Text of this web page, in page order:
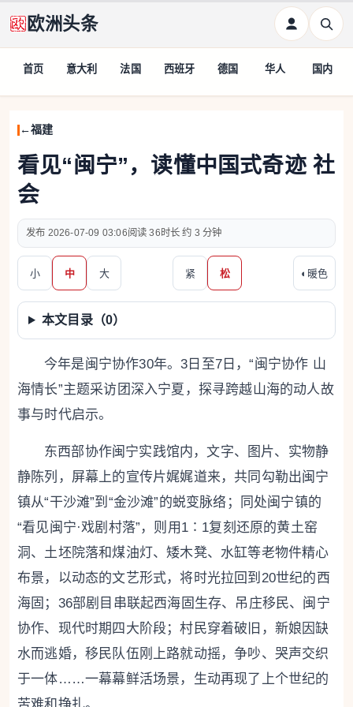
欧洲头条
首页 意大利 法国 西班牙 德国 华人 国内
福建
看见“闽宁”，读懂中国式奇迹 社
会
2026-07-09 03:06 36 约 3 分钟
小 中 大 紧 松 ◐ 暖色
本文目录（0）
今年是闽宁协作30年。3日至7日，“闽宁协作 山
海情长”主题采访团深入宁夏，探寻跨越山海的动人故
事与时代启示。
东西部协作闽宁实践馆内，文字、图片、实物静
静陈列，屏幕上的宣传片娓娓道来，共同勾勒出闽宁
镇从“干沙滩”到“金沙滩”的蜕变脉络；同处闽宁镇的
“看见闽宁·戏剧村落”，则用1∶1复刻还原的黄土窑
洞、土坯院落和煤油灯、矮木凳、水缸等老物件精心
布景，以动态的文艺形式，将时光拉回到20世纪的西
海固；36部剧目串联起西海固生存、吊庄移民、闽宁
协作、现代时期四大阶段；村民穿着破旧，新娘因缺
水而逃婚，移民队伍刚上路就动摇，争吵、哭声交织
于一体……一幕幕鲜活场景，生动再现了上个世纪的